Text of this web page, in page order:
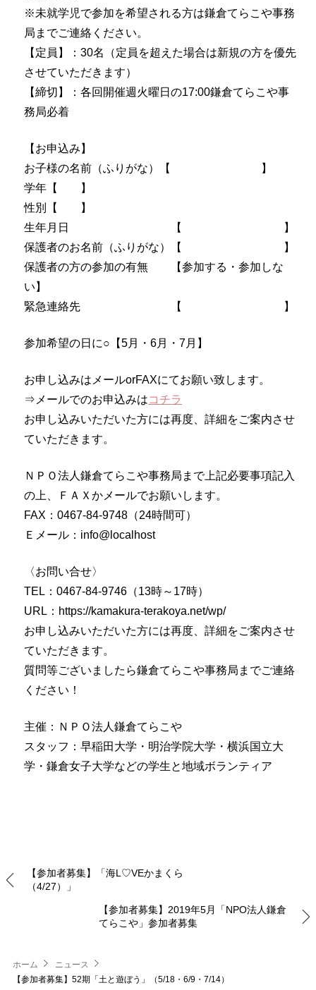
※未就学児で参加を希望される方は鎌倉てらこや事務
局までご連絡ください。
【定員】：30名（定員を超えた場合は新規の方を優先
させていただきます）
【締切】：各回開催週火曜日の17:00鎌倉てらこや事
務局必着
【お申込み】
お子様の名前（ふりがな）【 】
学年【 】
性別【 】
生年月日 【 】
保護者のお名前（ふりがな）【 】
保護者の方の参加の有無 【参加する・参加しな
い】
緊急連絡先 【 】
参加希望の日に○【5月・6月・7月】
お申し込みはメールorFAXにてお願い致します。
⇒メールでのお申込みはコチラ
お申し込みいただいた方には再度、詳細をご案内させ
ていただきます。
ＮＰＯ法人鎌倉てらこや事務局まで上記必要事項記入
の上、ＦＡＸかメールでお願いします。
FAX：0467-84-9748（24時間可）
Ｅメール：info@localhost
〈お問い合せ〉
TEL：0467-84-9746（13時～17時）
URL：https://kamakura-terakoya.net/wp/
お申し込みいただいた方には再度、詳細をご案内させ
ていただきます。
質問等ございましたら鎌倉てらこや事務局までご連絡
ください！
主催：ＮＰＯ法人鎌倉てらこや
スタッフ：早稲田大学・明治学院大学・横浜国立大
学・鎌倉女子大学などの学生と地域ボランティア
【参加者募集】「海L♡VEかまくら
（4/27）」
【参加者募集】2019年5月「NPO法人鎌倉
てらこや」参加者募集
ホーム
ニュース
【参加者募集】52期「土と遊ぼう」（5/18・6/9・7/14）